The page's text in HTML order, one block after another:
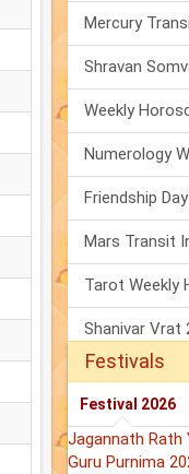
Festivals
Festival 2026
Jagannath Rath
Guru Purnima